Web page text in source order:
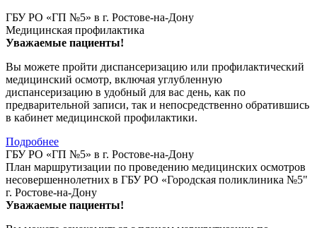
ГБУ РО «ГП №5» в г. Ростове-на-Дону
Медицинская профилактика
Уважаемые пациенты!
Вы можете пройти диспансеризацию или профилактический
медицинский осмотр, включая углубленную
диспансеризацию в удобный для вас день, как по
предварительной записи, так и непосредственно обратившись
в кабинет медицинской профилактики.
Подробнее
ГБУ РО «ГП №5» в г. Ростове-на-Дону
План маршрутизации по проведению медицинских осмотров
несовершеннолетних в ГБУ РО «Городская поликлиника №5"
г. Ростове-на-Дону
Уважаемые пациенты!